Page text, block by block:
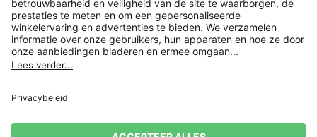
Versleuteling met
Verkoopvoorwaarden Leveringsvoorwaarden